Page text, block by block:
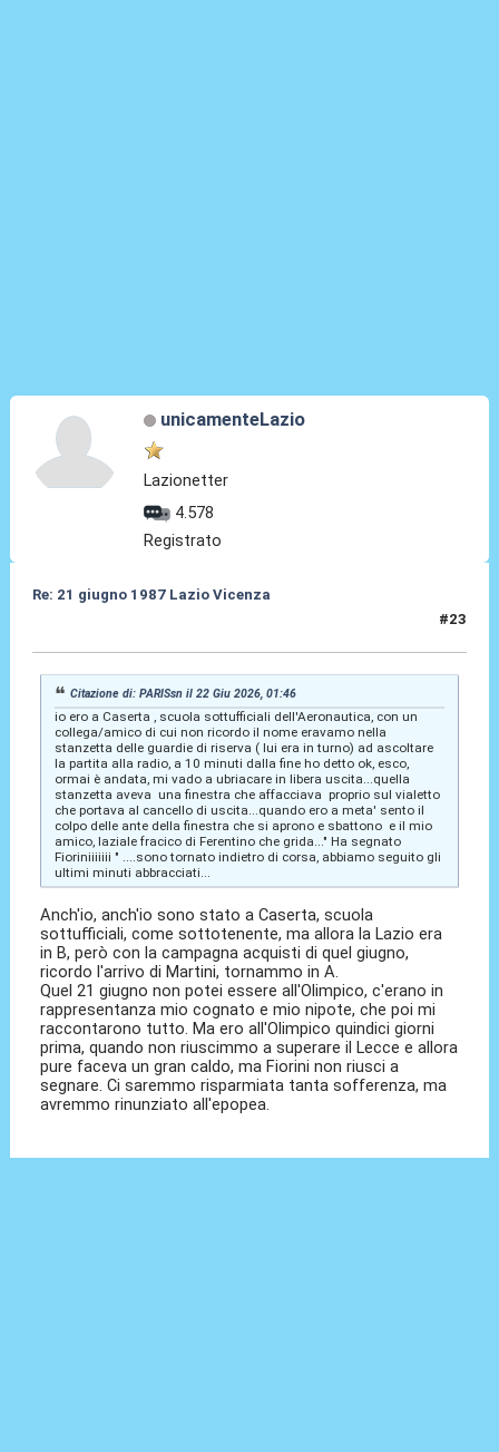
unicamenteLazio
Lazionetter
4.578
Registrato
Re: 21 giugno 1987 Lazio Vicenza
#23
Citazione di: PARISsn il 22 Giu 2026, 01:46
io ero a Caserta , scuola sottufficiali dell'Aeronautica, con un
collega/amico di cui non ricordo il nome eravamo nella
stanzetta delle guardie di riserva ( lui era in turno) ad ascoltare
la partita alla radio, a 10 minuti dalla fine ho detto ok, esco,
ormai è andata, mi vado a ubriacare in libera uscita...quella
stanzetta aveva una finestra che affacciava proprio sul vialetto
che portava al cancello di uscita...quando ero a meta' sento il
colpo delle ante della finestra che si aprono e sbattono e il mio
amico, laziale fracico di Ferentino che grida..." Ha segnato
Fioriniiiiiii " ....sono tornato indietro di corsa, abbiamo seguito gli
ultimi minuti abbracciati...
Anch'io, anch'io sono stato a Caserta, scuola
sottufficiali, come sottotenente, ma allora la Lazio era
in B, però con la campagna acquisti di quel giugno,
ricordo l'arrivo di Martini, tornammo in A.
Quel 21 giugno non potei essere all'Olimpico, c'erano in
rappresentanza mio cognato e mio nipote, che poi mi
raccontarono tutto. Ma ero all'Olimpico quindici giorni
prima, quando non riuscimmo a superare il Lecce e allora
pure faceva un gran caldo, ma Fiorini non riusci a
segnare. Ci saremmo risparmiata tanta sofferenza, ma
avremmo rinunziato all'epopea.